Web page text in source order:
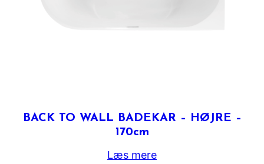
BACK TO WALL BADEKAR – HØJRE –
170cm
Læs mere